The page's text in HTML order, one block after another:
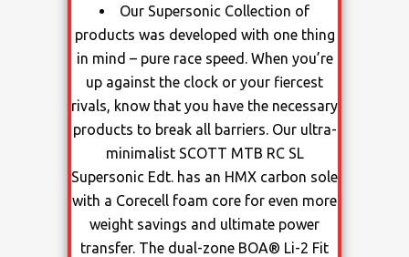
Our Supersonic Collection of
products was developed with one thing
in mind – pure race speed. When you’re
up against the clock or your fiercest
rivals, know that you have the necessary
products to break all barriers. Our ultra-
minimalist SCOTT MTB RC SL
Supersonic Edt. has an HMX carbon sole
with a Corecell foam core for even more
weight savings and ultimate power
transfer. The dual-zone BOA® Li-2 Fit